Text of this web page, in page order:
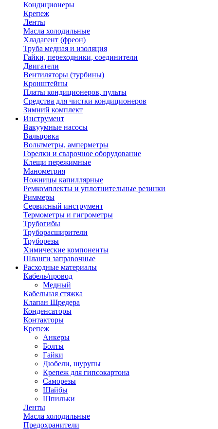
Кондиционеры
Крепеж
Ленты
Масла холодильные
Хладагент (фреон)
Труба медная и изоляция
Гайки, переходники, соединители
Двигатели
Вентиляторы (турбины)
Кронштейны
Платы кондиционеров, пульты
Средства для чистки кондиционеров
Зимний комплект
Инструмент
Вакуумные насосы
Вальцовка
Вольтметры, амперметры
Горелки и сварочное оборудование
Клещи пережимные
Манометрия
Ножницы капиллярные
Ремкомплекты и уплотнительные резинки
Риммеры
Сервисный инструмент
Термометры и гигрометры
Трубогибы
Труборасширители
Труборезы
Химические компоненты
Шланги заправочные
Расходные материалы
Кабель/провод
Медный
Кабельная стяжка
Клапан Шредера
Конденсаторы
Контакторы
Крепеж
Анкеры
Болты
Гайки
Дюбели, шурупы
Крепеж для гипсокартона
Саморезы
Шайбы
Шпильки
Ленты
Масла холодильные
Предохранители